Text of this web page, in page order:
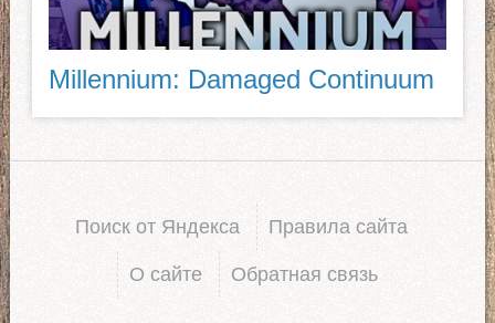
Millennium: Damaged Continuum
Поиск от Яндекса Правила сайта
О сайте Обратная связь